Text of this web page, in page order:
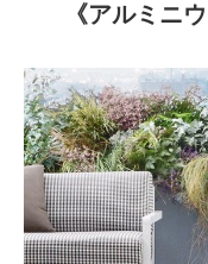
《アルミニ